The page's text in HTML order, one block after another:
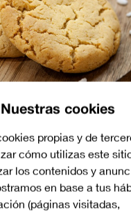
Pro - DarkGray - imagen 1
Nuestras cookies
propias y de
cómo utilizas este
los contenidos y
en base a tus
(páginas visitadas,